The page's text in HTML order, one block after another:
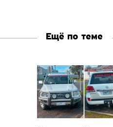
Ещё по теме